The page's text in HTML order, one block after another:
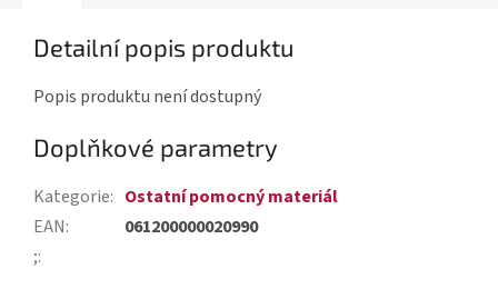
Detailní popis produktu
Popis produktu není dostupný
Doplňkové parametry
Kategorie: Ostatní pomocný materiál
EAN:
061200000020990
;: